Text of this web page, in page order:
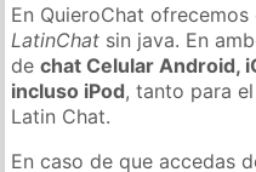
En QuieroChat ofrecemos
LatinChat sin java. En
dechat Celular Android,
incluso iPod, tanto para
Latin Chat.
En caso de que accedas